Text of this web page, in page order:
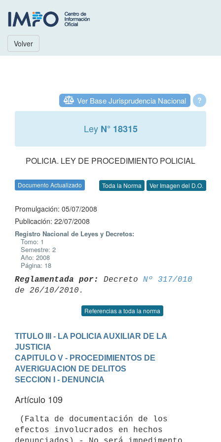
Volver
?
Ver Base Jurisprudencia Nacional
Ley N° 18315
POLICIA. LEY DE PROCEDIMIENTO POLICIAL
Documento Actualizado Toda la Norma Ver Imagen del D.O.
Promulgación: 05/07/2008
Publicación: 22/07/2008
Registro Nacional de Leyes y Decretos:
Tomo: 1
Semestre: 2
Año: 2008
Página: 18
Reglamentada por: Decreto Nº 317/010
Referencias a toda la norma
TITULO III - LA POLICIA AUXILIAR DE LA
JUSTICIA
CAPITULO V - PROCEDIMIENTOS DE
AVERIGUACION DE DELITOS
SECCION I - DENUNCIA
Artículo 109
efectos involucrados en hechos